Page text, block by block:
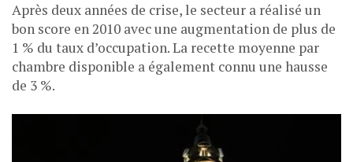
Après deux années de crise, le secteur a réalisé un
bon score en 2010 avec une augmentation de plus de
1 % du taux d’occupation. La recette moyenne par
chambre disponible a également connu une hausse
de 3 %.